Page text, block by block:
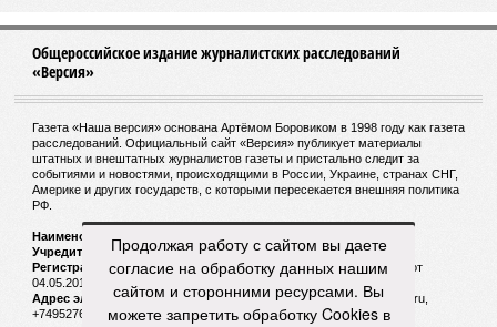
сфере с пресловутого дела «ЭФКО»? Вероятны кадровые
решения. По крайней мере так считает Святослав Голиков.
«Половченя, как замглавы управления беспилотных
систем и робототехники, выглядит пока всё же не
столько крышей, сколько ситуативной козой отпущения.
Посмотрим, будет ли дальнейшее развитие. Хотелось
бы», – указывает публицист.
Но ведь также назрели и изменения в самом образе
мыслей тех, кто принимает решения, и тех, кто располагает
ресурсами, которые бы неплохо уже пустить на развитие
страны. Кстати, в этом году Валерий Кустов пробился в
список Forbes и стал долларовым миллиардером. Нельзя
Продолжая работу с сайтом вы даете
согласие на обработку данных нашим
сайтом и сторонними ресурсами. Вы
можете запретить обработку Cookies в